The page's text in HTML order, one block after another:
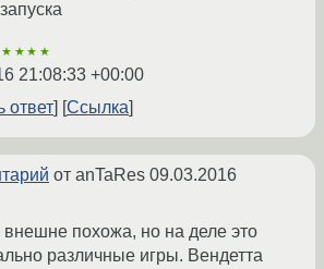
★★★★
21:08:33 +00:00
ответ
Ссылка
от anTaRes 09.03.2016
внешне похожа, но на деле это
различные игры. Вендетта